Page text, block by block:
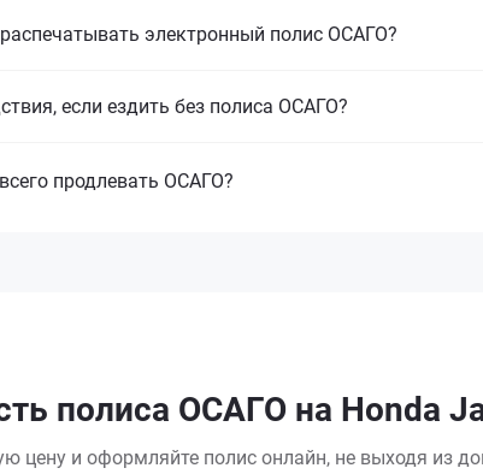
электронный полис ОСАГО?
если ездить без полиса ОСАГО?
продлевать ОСАГО?
полиса ОСАГО на Honda
цену и оформляйте полис онлайн, не выходя из